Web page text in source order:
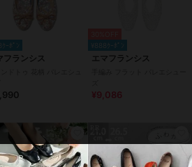
ｰﾎﾟﾝ
フランシス
¥888ｸｰﾎﾟﾝ
エマフランシス
¥9,086